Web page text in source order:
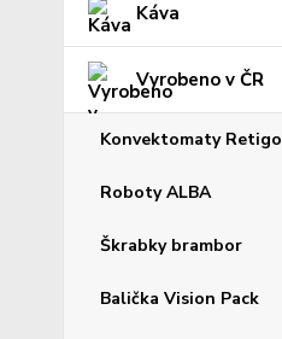
Káva
Vyrobeno v ČR
Konvektomaty Retigo
Roboty ALBA
Škrabky brambor
Balička Vision Pack